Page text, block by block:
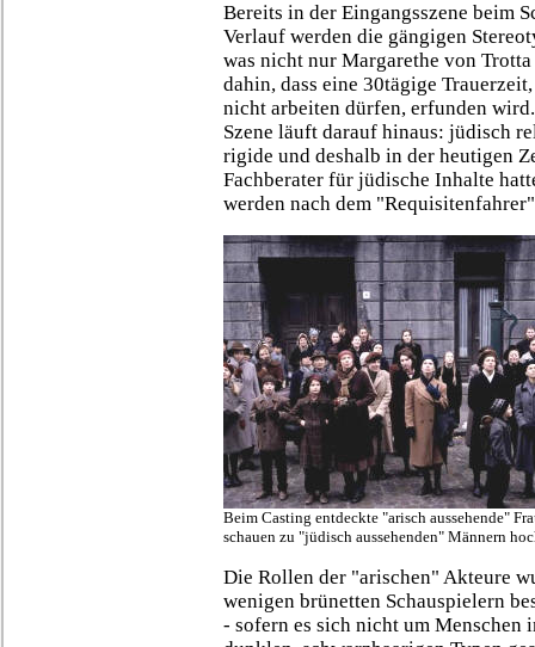
Bereits in der Eingangsszene beim
Verlauf werden die gängigen
was nicht nur Margarethe von
dahin, dass eine 30tägige
nicht arbeiten dürfen, erfunden
Szene läuft darauf hinaus: jüdisch
rigide und deshalb in der heutigen
Fachberater für jüdische Inhalte
werden nach dem
Beim Casting entdeckte "arisch aussehende"
schauen zu "jüdisch aussehenden" Männern
Die Rollen der "arischen" Akteure
wenigen brünetten Schauspielern
- sofern es sich nicht um Menschen